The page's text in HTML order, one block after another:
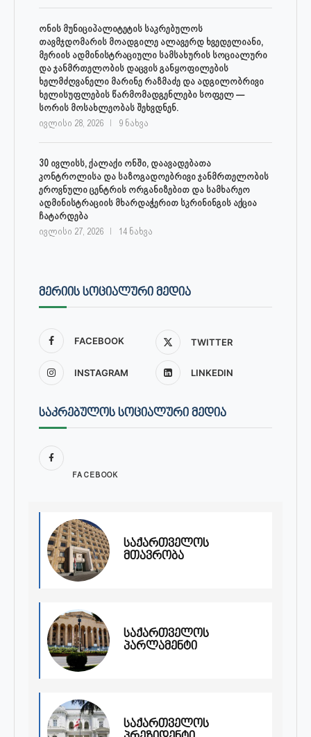
ონის მუნიციპალიტეტის საკრებულოს
თავმჯდომარის მოადგილე ალავერდ ხვედელიანი,
მერიის ადმინისტრაციული სამსახურის სოციალური
და ჯანმრთელობის დაცვის განყოფილების
ხელმძღვანელი მარინე რაზმაძე და ადგილობრივი
ხელისუფლების წარმომადგენლები სოფელ —
სორის მოსახლეობას შეხვდნენ.
ივლისი 28, 2026 9 ნახვა
30 ივლისს, ქალაქი ონში, დაავადებათა
კონტროლისა და საზოგადოებრივი ჯანმრთელობის
ეროვნული ცენტრის ორგანიზებით და სამხარეო
ადმინისტრაციის მხარდაჭერით სკრინინგის აქცია
ჩატარდება
ივლისი 27, 2026 14 ნახვა
ᲛᲔᲠᲘᲘᲡ ᲡᲝᲪᲘᲐᲚᲣᲠᲘ ᲛᲔᲓᲘᲐ
FACEBOOK TWITTER
INSTAGRAM LINKEDIN
ᲡᲐᲙᲠᲔᲑᲣᲚᲝᲡ ᲡᲝᲪᲘᲐᲚᲣᲠᲘ ᲛᲔᲓᲘᲐ
FACEBOOK
საქართველოს
მთავრობა
საქართველოს
პარლამენტი
საქართველოს